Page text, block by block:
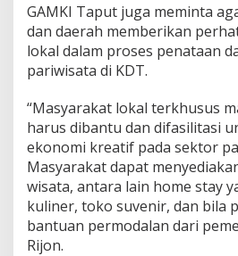
GAMKI Taput juga meminta
dan daerah memberikan
lokal dalam proses penataan
pariwisata di KDT.
“Masyarakat lokal terkhusus
harus dibantu dan difasilitasi
ekonomi kreatif pada sektor
Masyarakat dapat
wisata, antara lain home stay
kuliner, toko suvenir, dan bila
bantuan permodalan dari
Rijon.